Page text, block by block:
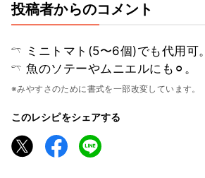
投稿者からのコメント
𓍼 ミニトマト(5〜6個)でも代用可。
𓍼 魚のソテーやムニエルにも⚪︎。
※みやすさのために書式を一部改変しています。
このレシピをシェアする